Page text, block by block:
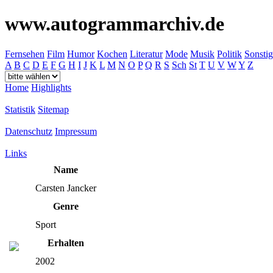
www.autogrammarchiv.de
Fernsehen Film Humor Kochen Literatur Mode Musik Politik
A B C D E F G H I J K L M N O P Q R S Sch St T U V WY Z
Home Highlights
Statistik Sitemap
Datenschutz Impressum
Links
Name
Carsten Jancker
Genre
Sport
Erhalten
2002